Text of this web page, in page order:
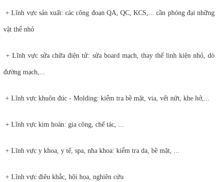
+ Lĩnh vực sản xuất: các công đoạn QA, QC, KCS,... cần phóng đại những
vật thể nhỏ
+ Lĩnh vực sửa chữa điện tử: sửa board mạch, thay thế linh kiện nhỏ, dò
đường mạch,...
+ Lĩnh vực khuôn đúc - Molding: kiểm tra bề mặt, via, vết nứt, khe hở,...
+ Lĩnh vực kim hoàn: gia công, chế tác, ...
+ Lĩnh vực y khoa, y tế, spa, nha khoa: kiểm tra da, bề mặt, ...
+ Lĩnh vực điêu khắc, hội họa, nghiên cứu